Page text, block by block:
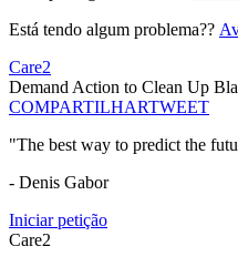
Está tendo algum problema??
Care2
Demand Action to Clean Up
COMPARTILHARTWEET
"The best way to predict the
- Denis Gabor
Iniciar petição
Care2